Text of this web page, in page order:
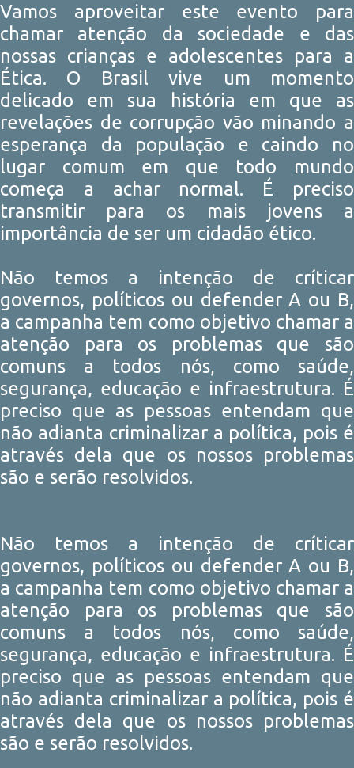
Vamos aproveitar este evento para
chamar atenção da sociedade e das
nossas crianças e adolescentes para a
Ética. O Brasil vive um momento
delicado em sua história em que as
revelações de corrupção vão minando a
esperança da população e caindo no
lugar comum em que todo mundo
começa a achar normal. É preciso
transmitir para os mais jovens a
importância de ser um cidadão ético.
Não temos a intenção de críticar
governos, políticos ou defender A ou B,
a campanha tem como objetivo chamar a
atenção para os problemas que são
comuns a todos nós, como saúde,
segurança, educação e infraestrutura. É
preciso que as pessoas entendam que
não adianta criminalizar a política, pois é
através dela que os nossos problemas
são e serão resolvidos.
Não temos a intenção de críticar
governos, políticos ou defender A ou B,
a campanha tem como objetivo chamar a
atenção para os problemas que são
comuns a todos nós, como saúde,
segurança, educação e infraestrutura. É
preciso que as pessoas entendam que
não adianta criminalizar a política, pois é
através dela que os nossos problemas
são e serão resolvidos.